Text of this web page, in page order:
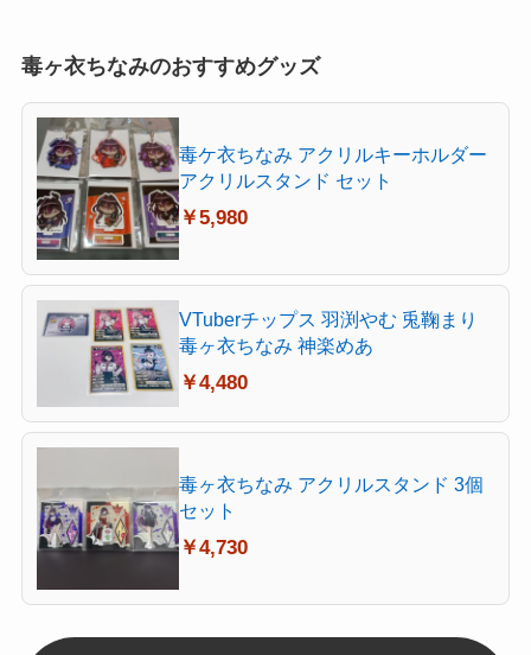
毒ヶ衣ちなみのおすすめグッズ
毒ケ衣ちなみ アクリルキーホルダー
アクリルスタンド セット
￥5,980
VTuberチップス 羽渕やむ 兎鞠まり
毒ヶ衣ちなみ 神楽めあ
￥4,480
毒ヶ衣ちなみ アクリルスタンド 3個
セット
￥4,730